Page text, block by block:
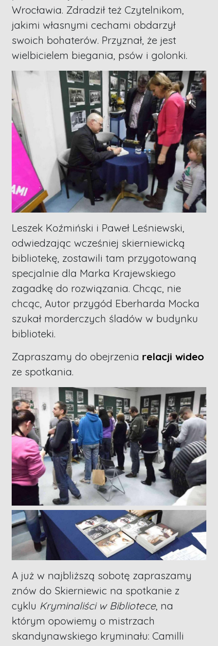
Wrocławia. Zdradził też Czytelnikom,
jakimi własnymi cechami obdarzył
swoich bohaterów. Przyznał, że jest
wielbicielem biegania, psów i golonki.
Leszek Koźmiński i Paweł Leśniewski,
odwiedzając wcześniej skierniewicką
bibliotekę, zostawili tam przygotowaną
specjalnie dla Marka Krajewskiego
zagadkę do rozwiązania. Chcąc, nie
chcąc, Autor przygód Eberharda Mocka
szukał morderczych śladów w budynku
biblioteki.
Zapraszamy do obejrzenia relacji wideo
ze spotkania.
A już w najbliższą sobotę zapraszamy
znów do Skierniewic na spotkanie z
cyklu Kryminaliści w Bibliotece, na
którym opowiemy o mistrzach
skandynawskiego kryminału: Camilli